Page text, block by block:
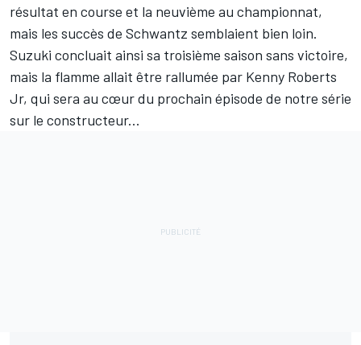
résultat en course et la neuvième au championnat,
mais les succès de Schwantz semblaient bien loin.
Suzuki concluait ainsi sa troisième saison sans victoire,
mais la flamme allait être rallumée par Kenny Roberts
Jr, qui sera au cœur du prochain épisode de notre série
sur le constructeur...